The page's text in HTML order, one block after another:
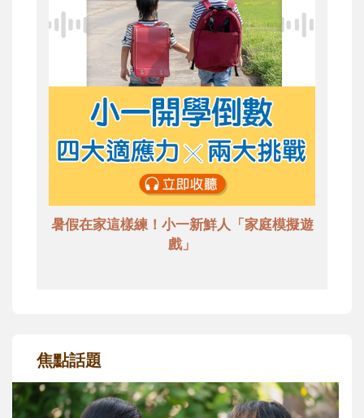
暑假在家這樣練！小一新鮮人「家庭模擬遊
戲」
焦點話題